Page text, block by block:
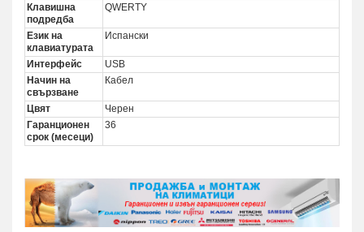
Клавишна
подредба
QWERTY
Език на
клавиатурата
Испански
Интерфейс
USB
Начин на
свързване
Кабел
Цвят
Черен
Гаранционен
срок (месеци)
36